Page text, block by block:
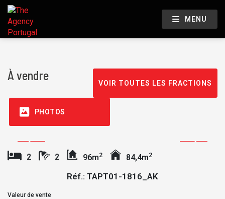
MENU
À vendre
VOIR TOUTES LES FRACTIONS
PHOTOS
2 2 96m2 84,4m2
Réf.: TAPT01-1816_AK
Valeur de vente